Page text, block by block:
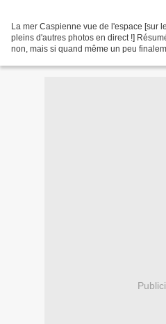
La mer Caspienne vue de l'espace [sur
pleins d'autres photos en direct !]
non, mais si quand même un peu